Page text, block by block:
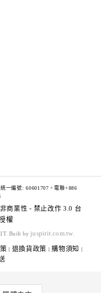
一編號: 60601707。電聯+886
商業性 - 禁止改作 3.0 台
權
Built by juspirit.com.tw
| 退換貨政策 | 購物須知 |